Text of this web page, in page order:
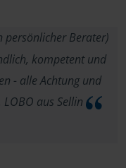
persönlicher Berater)
kompetent und
- alle Achtung und
aus Sellin